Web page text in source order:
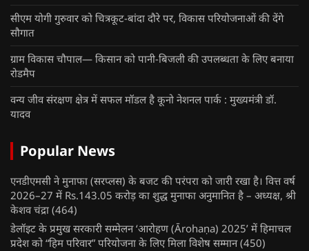
सीएम योगी गुरुवार को चित्रकूट-बांदा दौरे पर, विकास परियोजनाओं की देंगे
सौगात
ग्राम विकास चौपाल— किसान को पानी-बिजली की उपलब्धता के लिए बनाया
रोडमैप
वन्य जीव संरक्षण क्षेत्र में सफल मॉडल है कूनो नेशनल पार्क : मुख्यमंत्री डॉ.
यादव
Popular News
एनडीएमसी ने मुनाफा (सरप्लस) के बजट की परंपरा को जारी रखा है। वित्त वर्ष
2026–27 में Rs.143.05 करोड़ का शुद्ध मुनाफा अनुमानित है – अध्यक्ष, श्री
केशव चंद्रा (464)
डेलॉइट के प्रमुख सरकारी सम्मेलन ‘आरोहण (Ārohaṇa) 2025’ में हिमाचल
प्रदेश को “हिम परिवार” परियोजना के लिए मिला विशेष सम्मान (450)